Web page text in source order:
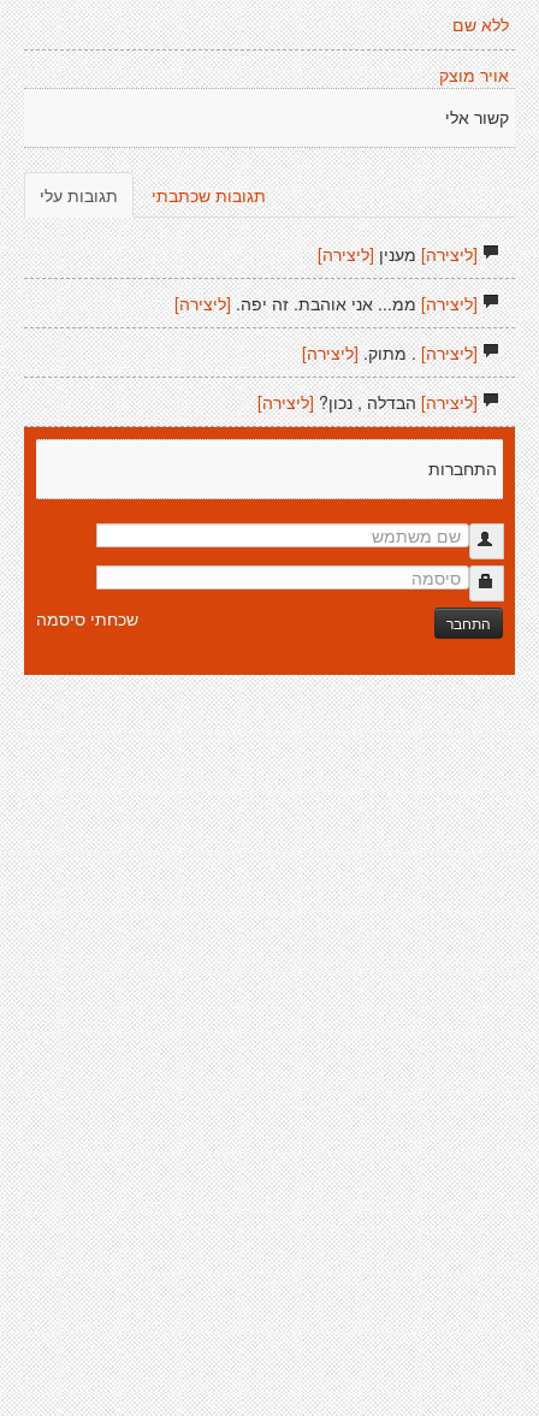
ללא שם
אויר מוצק
קשור אלי
תגובות עלי תגובות שכתבתי
[ליצירה]מענין[ליצירה]
[ליצירה]ממ... אני אוהבת. זה יפה.[ליצירה]
[ליצירה]. מתוק. [ליצירה]
[ליצירה]הבדלה , נכון?[ליצירה]
התחברות
התחבר שכחתי סיסמה